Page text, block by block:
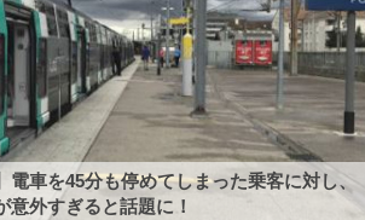
電車を45分も停めてしまった乗客に対し、
外すぎると話題に！